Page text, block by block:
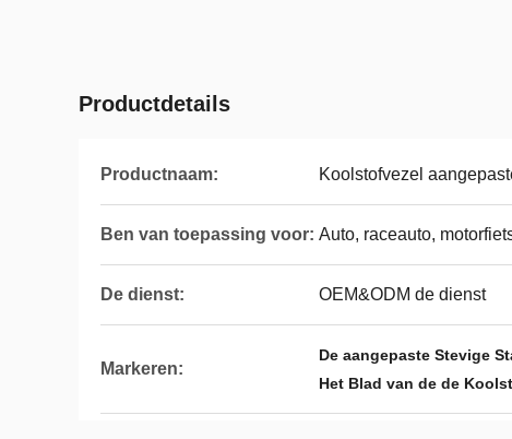
Productdetails
Productnaam: Koolstofvezel
Ben van toepassing voor: Auto, raceauto,
De dienst: OEM&ODM de dienst
Markeren:
De aangepaste Stevige
Het Blad van de de